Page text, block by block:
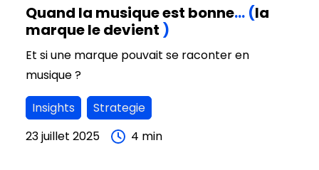
Quand la musique est bonne… (la
marque le devient )
Et si une marque pouvait se raconter en
musique ?
Insights
Strategie
23 juillet 2025
4 min